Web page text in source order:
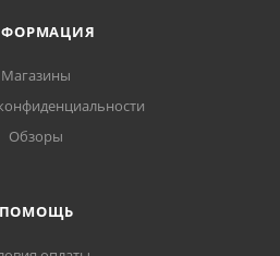
Магазины
Обзоры
ПОМОЩЬ